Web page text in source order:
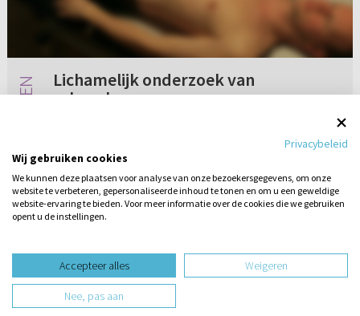
Lichamelijk onderzoek van
seksuoloog
lichamelijk onderzoek doet om iemand hieraan
te laten ‘wennen’, zodat -mocht het in de
toekomst medisch noodzakelijk zijn onderzoek
te doen, bijvoorbeeld vanwege...
3 reacties 30-04-2018
design website door
website-ontwikkeling door
een vraag
Privacybeleid
Wij gebruiken cookies
We kunnen deze plaatsen voor analyse van onze bezoekersgegevens, om onze
website te verbeteren, gepersonaliseerde inhoud te tonen en om u een geweldige
website-ervaring te bieden. Voor meer informatie over de cookies die we gebruiken
opent u de instellingen.
Accepteer alles Weigeren
Nee, pas aan